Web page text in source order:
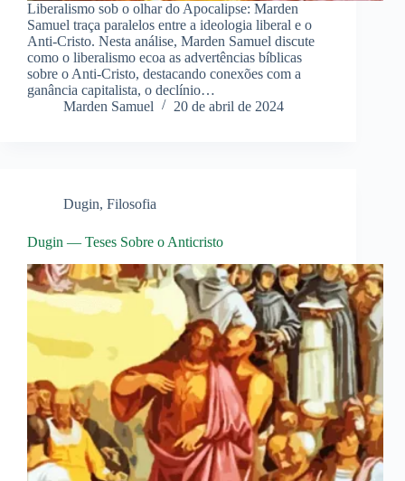
Liberalismo sob o olhar do Apocalipse: Marden
Samuel traça paralelos entre a ideologia liberal e o
Anti-Cristo. Nesta análise, Marden Samuel discute
como o liberalismo ecoa as advertências bíblicas
sobre o Anti-Cristo, destacando conexões com a
ganância capitalista, o declínio…
Marden Samuel
20 de abril de 2024
Dugin, Filosofia
Dugin — Teses Sobre o Anticristo